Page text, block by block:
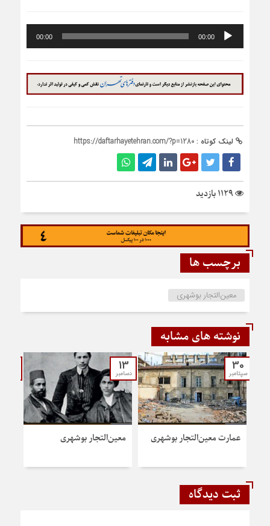
پخش‌کننده
صوت
00:00
00:00
لینک کوتاه : https://daftarhayetehran.com/?p=1280
برچسب ها
معین‌التجار بوشهری
نوشته های مشابه
30
سپتامبر
عمارت معین‌التجار بوشهری
13
دسامبر
معین‌التجار بوشهری
ثبت دیدگاه